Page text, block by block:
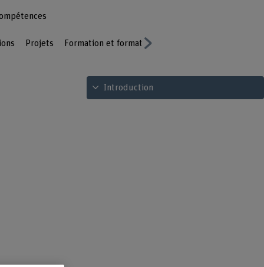
Projets Formation et formation continue
Voir le sommaire
Introduction